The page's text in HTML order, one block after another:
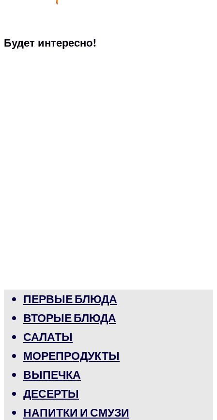
Будет интересно!
ПЕРВЫЕ БЛЮДА
ВТОРЫЕ БЛЮДА
САЛАТЫ
МОРЕПРОДУКТЫ
ВЫПЕЧКА
ДЕСЕРТЫ
НАПИТКИ И СМУЗИ